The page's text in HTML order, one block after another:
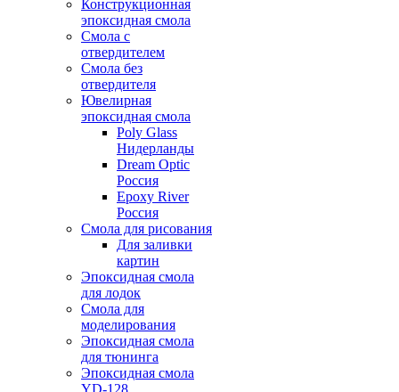
Конструкционная
эпоксидная смола
Смола с
отвердителем
Смола без
отвердителя
Ювелирная
эпоксидная смола
Poly Glass
Нидерланды
Dream Optic
Россия
Epoxy River
Россия
Смола для рисования
Для заливки
картин
Эпоксидная смола
для лодок
Смола для
моделирования
Эпоксидная смола
для тюнинга
Эпоксидная смола
YD-128